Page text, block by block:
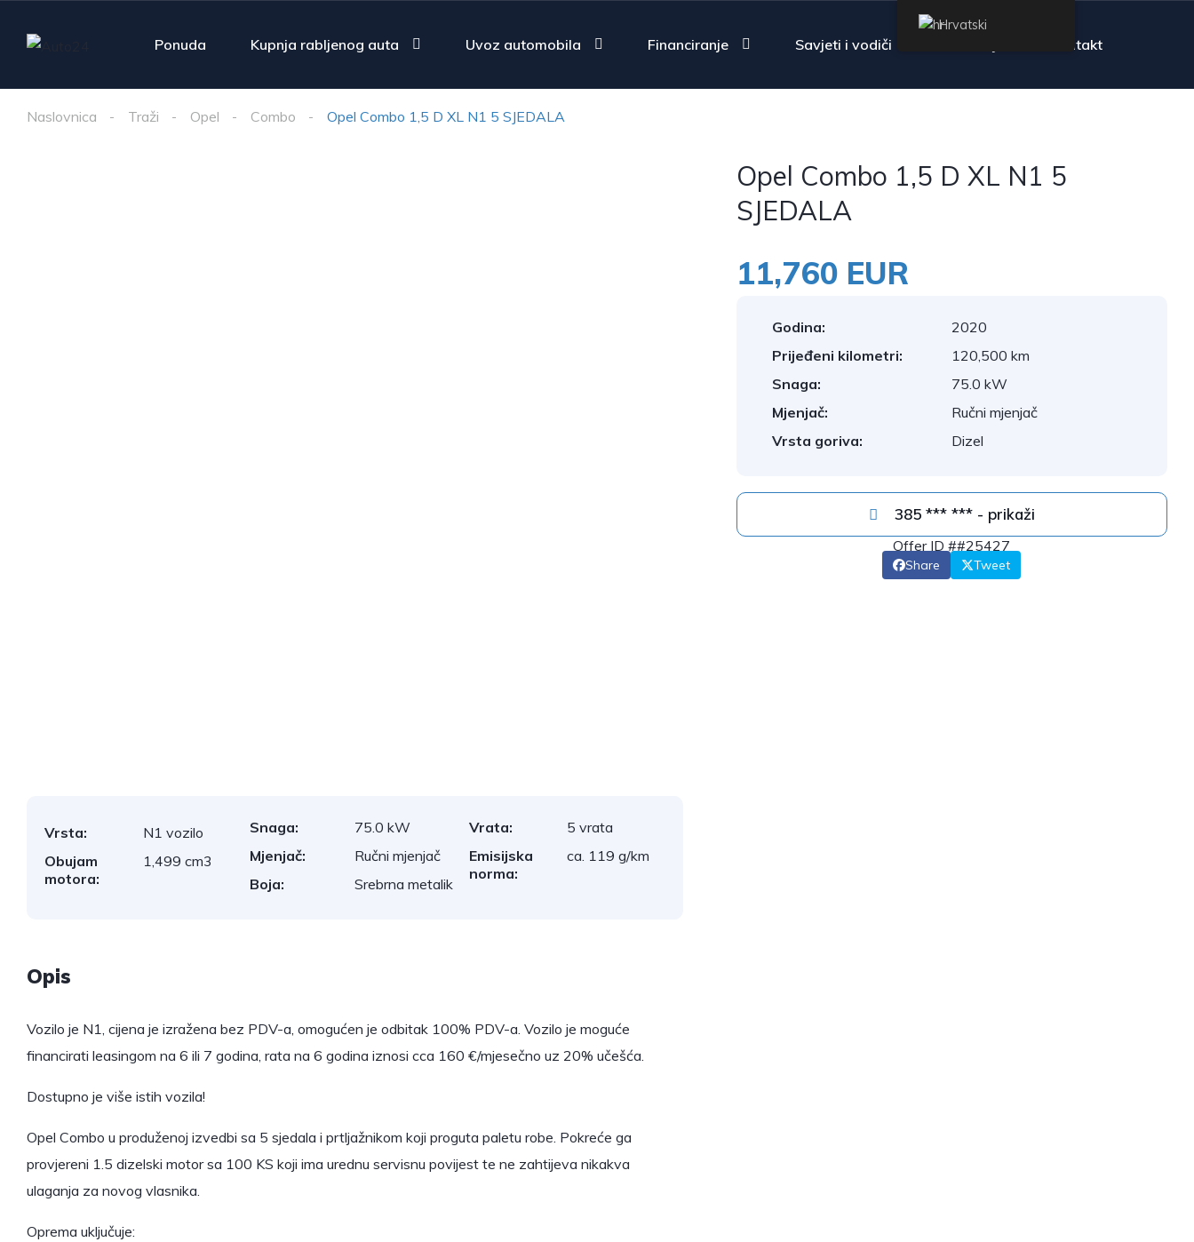
Ponuda Kupnja rabljenog auta Uvoz automobila Financiranje Savjeti i vodiči Kontakt
Naslovnica Traži Opel Combo Opel Combo 1,5 D XL N1 5 SJEDALA
Vrsta:
N1 vozilo
Obujam
motora:
1,499 cm3
Snaga:
75.0 kW
Mjenjač:
Ručni mjenjač
Boja:
Srebrna metalik
Vrata:
5 vrata
Emisijska
norma:
ca. 119 g/km
Opis
Vozilo je N1, cijena je izražena bez PDV-a, omogućen je odbitak 100% PDV-a. Vozilo je moguće
financirati leasingom na 6 ili 7 godina, rata na 6 godina iznosi cca 160 €/mjesečno uz 20% učešća.
Dostupno je više istih vozila!
Opel Combo u produženoj izvedbi sa 5 sjedala i prtljažnikom koji proguta paletu robe. Pokreće ga
provjereni 1.5 dizelski motor sa 100 KS koji ima urednu servisnu povijest te ne zahtijeva nikakva
ulaganja za novog vlasnika.
Oprema uključuje:
Opel Combo 1,5 D XL N1 5
SJEDALA
11,760 EUR
Godina:
2020
Prijeđeni kilometri:
120,500 km
Snaga:
75.0 kW
Mjenjač:
Ručni mjenjač
Vrsta goriva:
Dizel
385 *** *** - prikaži
Offer ID ##25427
Share Tweet
Hrvatski